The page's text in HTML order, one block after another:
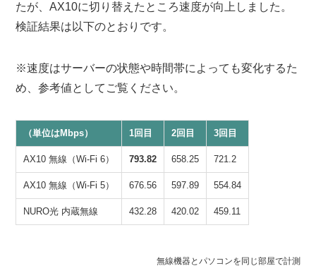
たが、AX10に切り替えたところ速度が向上しました。
検証結果は以下のとおりです。
※速度はサーバーの状態や時間帯によっても変化するた
め、参考値としてご覧ください。
（単位はMbps） 1回目 2回目 3回目
AX10 無線（Wi-Fi 6） 793.82 658.25 721.2
AX10 無線（Wi-Fi 5） 676.56 597.89 554.84
NURO光 内蔵無線 432.28 420.02 459.11
無線機器とパソコンを同じ部屋で計測